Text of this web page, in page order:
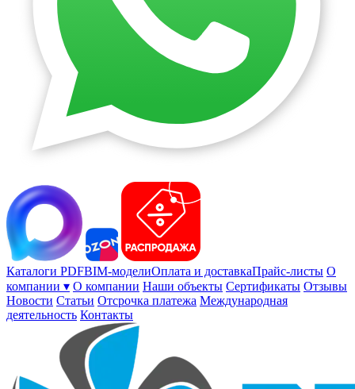
Каталоги PDFBIM-моделиОплата и доставкаПрайс-листы О
компании ▾ О компании Наши объекты Сертификаты Отзывы
Новости Статьи Отсрочка платежа Международная
деятельность Контакты